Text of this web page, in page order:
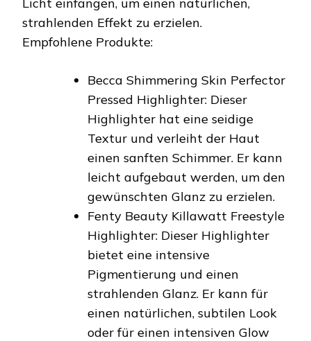
strahlenden Effekt zu erzielen.
Empfohlene Produkte:
Becca Shimmering Skin Perfector
Pressed Highlighter: Dieser
Highlighter hat eine seidige
Textur und verleiht der Haut
einen sanften Schimmer. Er kann
leicht aufgebaut werden, um den
gewünschten Glanz zu erzielen.
Fenty Beauty Killawatt Freestyle
Highlighter: Dieser Highlighter
bietet eine intensive
Pigmentierung und einen
strahlenden Glanz. Er kann für
einen natürlichen, subtilen Look
oder für einen intensiven Glow